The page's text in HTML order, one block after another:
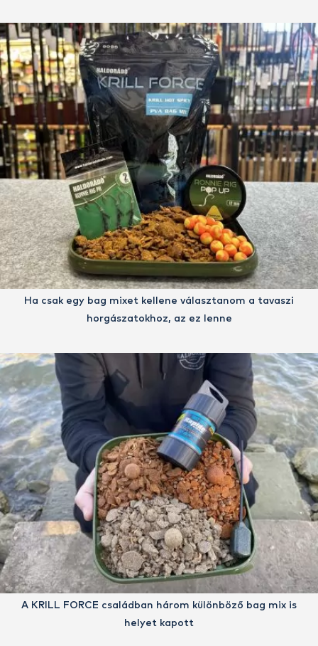
Ha csak egy bag mixet kellene választanom a tavaszi
horgászatokhoz, az ez lenne
A KRILL FORCE családban három különböző bag mix is
helyet kapott